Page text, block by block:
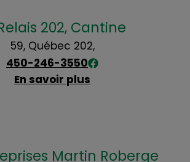
202, Cantine
59, Québec 202,
450-246-3550
En savoir plus
Martin Roberge